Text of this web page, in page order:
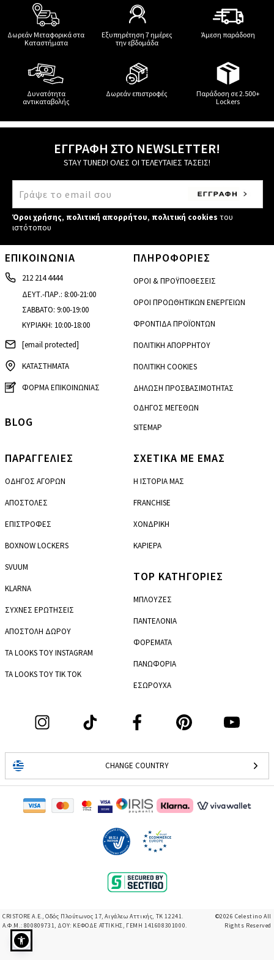
Δωρεάν Μεταφορικά στα
Καταστήματα
Εξυπηρέτηση 7 ημέρες
την εβδομάδα
Άμεση παράδοση
Δυνατότητα
αντικαταβολής
Δωρεάν επιστροφές
Παράδοση σε 2.500+
Lockers
ΕΓΓΡΑΦΗ ΣΤΟ NEWSLETTER!
STAY TUNED! ΟΛΕΣ ΟΙ ΤΕΛΕΥΤΑΙΕΣ ΤΑΣΕΙΣ!
Όροι χρήσης, πολιτική απορρήτου, πολιτική cookies του
ιστότοπου
ΕΠΙΚΟΙΝΩΝΙΑ
212 214 4444
ΔΕΥΤ.-ΠΑΡ.: 8:00-21:00
ΣΑΒΒΑΤΟ: 9:00-19:00
ΚΥΡΙΑΚΗ: 10:00-18:00
[email protected]
ΚΑΤΑΣΤΗΜΑΤΑ
ΦΟΡΜΑ ΕΠΙΚΟΙΝΩΝΙΑΣ
ΠΑΡΑΓΓΕΛΙΕΣ
ΟΔΗΓΟΣ ΑΓΟΡΩΝ
ΑΠΟΣΤΟΛΕΣ
ΕΠΙΣΤΡΟΦΕΣ
BOXNOW LOCKERS
SVUUM
KLARNA
ΣΥΧΝΕΣ ΕΡΩΤΗΣΕΙΣ
ΑΠΟΣΤΟΛΗ ΔΩΡΟΥ
ΤΑ LOOKS ΤΟΥ INSTAGRAM
ΤΑ LOOKS ΤΟΥ TIK TOK
ΠΛΗΡΟΦΟΡΙΕΣ
ΟΡΟΙ & ΠΡΟΫΠΟΘΕΣΕΙΣ
ΟΡΟΙ ΠΡΟΩΘΗΤΙΚΩΝ ΕΝΕΡΓΕΙΩΝ
ΦΡΟΝΤΙΔΑ ΠΡΟΪΟΝΤΩΝ
ΠΟΛΙΤΙΚΗ ΑΠΟΡΡΗΤΟΥ
ΠΟΛΙΤΙΚΗ COOKIES
ΔΗΛΩΣΗ ΠΡΟΣΒΑΣΙΜΟΤΗΤΑΣ
ΟΔΗΓΟΣ ΜΕΓΕΘΩΝ
SITEMAP
ΣΧΕΤΙΚΑ ΜΕ ΕΜΑΣ
Η ΙΣΤΟΡΙΑ ΜΑΣ
FRANCHISE
ΧΟΝΔΡΙΚΗ
ΚΑΡΙΕΡΑ
CHANGE COUNTRY
TOP ΚΑΤΗΓΟΡΙΕΣ
ΜΠΛΟΥΖΕΣ
ΠΑΝΤΕΛΟΝΙΑ
ΦΟΡΕΜΑΤΑ
ΠΑΝΩΦΟΡΙΑ
ΕΣΩΡΟΥΧΑ
BLOG
CRISTORE A.E., Οδός Πλούτωνος 17, Αιγάλεω Αττικής, ΤΚ 12241.
Α.Φ.Μ.: 800809731, ΔΟΥ: ΚΕΦΟΔΕ ΑΤΤΙΚΗΣ, ΓΕΜΗ 141608301000.
©2026 Celestino All
Rights Reserved